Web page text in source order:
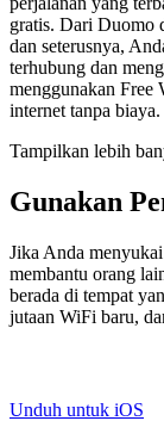
gratis. Dari Duomo
dan seterusnya,
terhubung dan
menggunakan Free
internet tanpa biaya.
Tampilkan lebih
Gunakan
Jika Anda
membantu orang
berada di tempat
jutaan WiFi baru,
Unduh untuk iOS